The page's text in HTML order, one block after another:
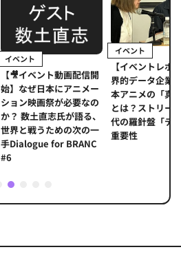
イベント
【🎥イベント動画配信開
始】なぜ日本にアニメー
ション映画祭が必要なの
か？ 数土直志氏が語る、
世界と戦うための次の一
手Dialogue for BRANC
#6
イベント
【イベントレポ
界的データ企業
本アニメの「真
とは？ストリー
代の羅針盤「デ
重要性
2